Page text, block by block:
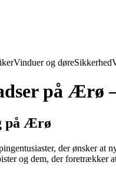
Vinduer og døreSikkerhed
på
på Ærø
der ønsker
og dem, der foretrækker